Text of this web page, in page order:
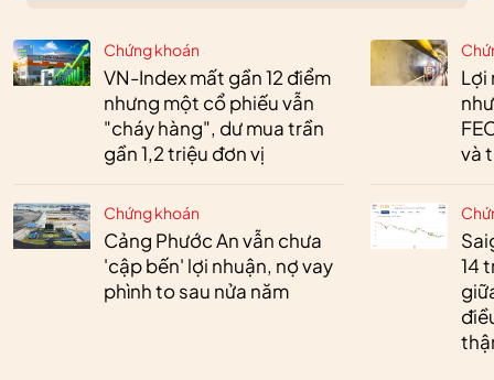
Chứng khoán
VN-Index mất gần 12 điểm
nhưng một cổ phiếu vẫn
"cháy hàng", dư mua trần
gần 1,2 triệu đơn vị
Chứng khoán
Cảng Phước An vẫn chưa
'cập bến' lợi nhuận, nợ vay
phình to sau nửa năm
Lợi
và
14